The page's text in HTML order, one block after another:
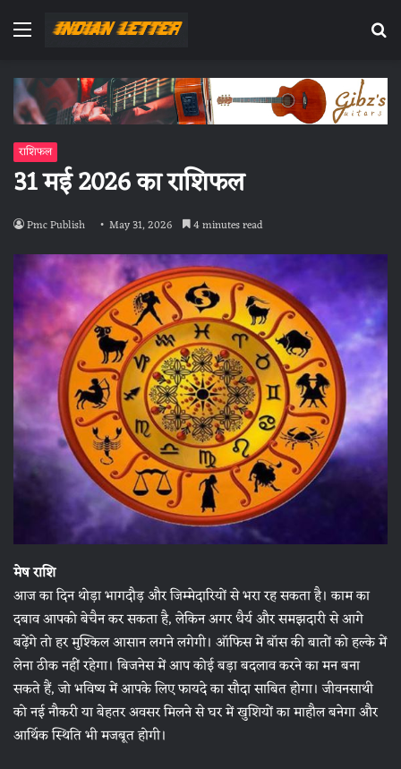
Menu
राशिफल
31 मई 2026 का राशिफल
Pmc Publish May 31, 2026 4 minutes read
मेष राशि
आज का दिन थोड़ा भागदौड़ और जिम्मेदारियों से भरा रह सकता है। काम का
दबाव आपको बेचैन कर सकता है, लेकिन अगर धैर्य और समझदारी से आगे
बढ़ेंगे तो हर मुश्किल आसान लगने लगेगी। ऑफिस में बॉस की बातों को हल्के में
लेना ठीक नहीं रहेगा। बिजनेस में आप कोई बड़ा बदलाव करने का मन बना
सकते हैं, जो भविष्य में आपके लिए फायदे का सौदा साबित होगा। जीवनसाथी
को नई नौकरी या बेहतर अवसर मिलने से घर में खुशियों का माहौल बनेगा और
आर्थिक स्थिति भी मजबूत होगी।